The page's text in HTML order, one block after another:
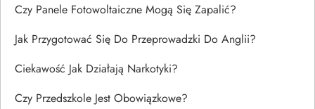
Czy Panele Fotowoltaiczne Mogą Się Zapalić?
Jak Przygotować Się Do Przeprowadzki Do Anglii?
Ciekawość Jak Działają Narkotyki?
Czy Przedszkole Jest Obowiązkowe?